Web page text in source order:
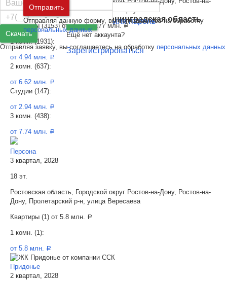
Москва и
Московская область
Санкт-Петербург иЛенинградская область
Войти Забыли пароль
Ещё нет аккаунта?
Зарегистрироваться
Скачать
Отправляя заявку, вы соглашаетесь на обработку персональных данных
Дону, Советский р-н, Элеваторный переулок
Квартиры (3153) от2.94 - 12.77 млн.a
1 комн. (1931):
от 4.94 млн. a
2 комн. (637):
от 6.62 млн. a
Студии (147):
от 2.94 млн. a
3 комн. (438):
от 7.74 млн. a
Персона
3 квартал, 2028
18 эт.
Ростовская область, Городской округ Ростов-на-Дону, Ростов-на-
Дону, Пролетарский р-н, улица Вересаева
Квартиры (1) от 5.8 млн. a
1 комн. (1):
от 5.8 млн. a
Придонье
2 квартал, 2028
Отправить
Отправляя данную форму, вы соглашаетесь на обработку
персональных данных